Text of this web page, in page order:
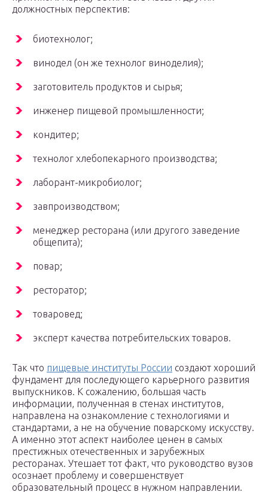
должностных перспектив:
биотехнолог;
винодел (он же технолог виноделия);
заготовитель продуктов и сырья;
инженер пищевой промышленности;
кондитер;
технолог хлебопекарного производства;
лаборант-микробиолог;
завпроизводством;
менеджер ресторана (или другого заведение
общепита);
повар;
ресторатор;
товаровед;
эксперт качества потребительских товаров.
Так что пищевые институты России создают хороший
фундамент для последующего карьерного развития
выпускников. К сожалению, большая часть
информации, полученная в стенах институтов,
направлена на ознакомление с технологиями и
стандартами, а не на обучение поварскому искусству.
А именно этот аспект наиболее ценен в самых
престижных отечественных и зарубежных
ресторанах. Утешает тот факт, что руководство вузов
осознает проблему и совершенствует
образовательный процесс в нужном направлении.